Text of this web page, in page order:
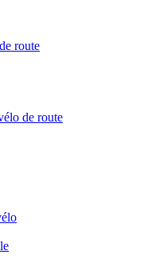
route
de route